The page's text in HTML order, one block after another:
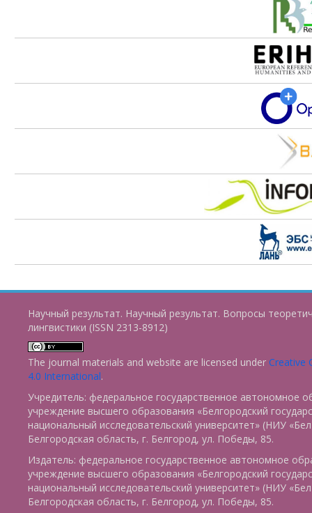
Научный результат. Научный результат. Вопросы
лингвистики (ISSN 2313-8912)
The journal materials and website are licensed under Creative
4.0 International.
Учредитель: федеральное государственное автономное
учреждение высшего образования «Белгородский
национальный исследовательский университет» (НИУ
Белгородская область, г. Белгород, ул. Победы, 85.
Издатель: федеральное государственное автономное
учреждение высшего образования «Белгородский
национальный исследовательский университет» (НИУ
Белгородская область, г. Белгород, ул. Победы, 85.